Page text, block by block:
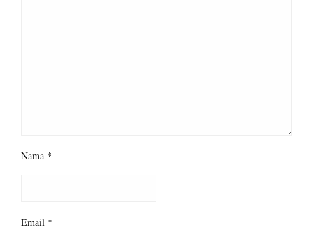
Nama *
Email *